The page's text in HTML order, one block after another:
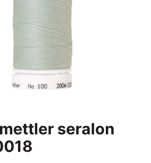
seralon